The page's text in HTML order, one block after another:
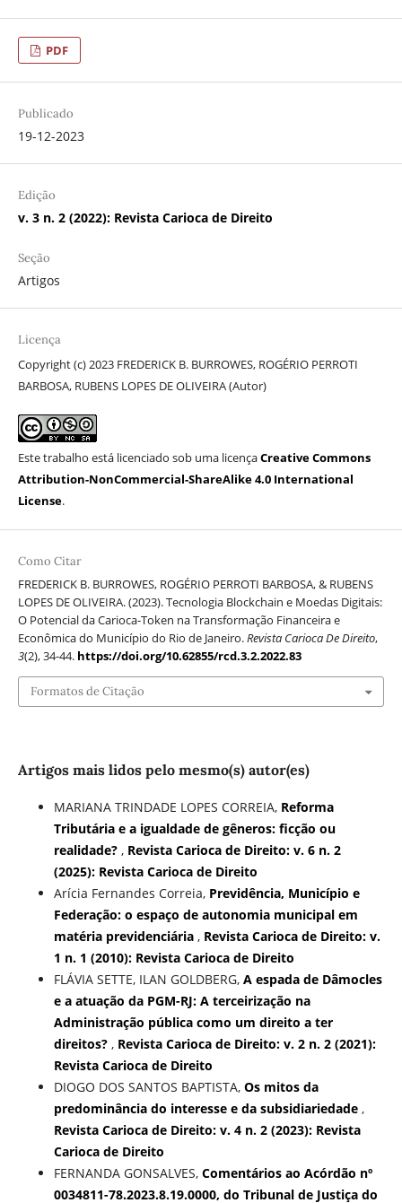
PDF
Publicado
19-12-2023
Edição
v. 3 n. 2 (2022): Revista Carioca de Direito
Seção
Artigos
Licença
Copyright (c) 2023 FREDERICK B. BURROWES, ROGÉRIO PERROTI
BARBOSA, RUBENS LOPES DE OLIVEIRA (Autor)
Este trabalho está licenciado sob uma licençaCreative Commons
Attribution-NonCommercial-ShareAlike 4.0 International
License.
Como Citar
FREDERICK B. BURROWES, ROGÉRIO PERROTI BARBOSA, & RUBENS
LOPES DE OLIVEIRA. (2023). Tecnologia Blockchain e Moedas Digitais:
O Potencial da Carioca-Token na Transformação Financeira e
Econômica do Município do Rio de Janeiro.Revista Carioca De Direito,
3(2), 34-44. https://doi.org/10.62855/rcd.3.2.2022.83
Formatos de Citação
Artigos mais lidos pelo mesmo(s) autor(es)
MARIANA TRINDADE LOPES CORREIA, Reforma
Tributária e a igualdade de gêneros: ficção ou
realidade? , Revista Carioca de Direito: v. 6 n. 2
(2025): Revista Carioca de Direito
Arícia Fernandes Correia, Previdência, Município e
Federação: o espaço de autonomia municipal em
matéria previdenciária , Revista Carioca de Direito: v.
1 n. 1 (2010): Revista Carioca de Direito
FLÁVIA SETTE, ILAN GOLDBERG, A espada de Dâmocles
e a atuação da PGM-RJ: A terceirização na
Administração pública como um direito a ter
direitos? , Revista Carioca de Direito: v. 2 n. 2 (2021):
Revista Carioca de Direito
DIOGO DOS SANTOS BAPTISTA, Os mitos da
predominância do interesse e da subsidiariedade ,
Revista Carioca de Direito: v. 4 n. 2 (2023): Revista
Carioca de Direito
FERNANDA GONSALVES, Comentários ao Acórdão nº
0034811-78.2023.8.19.0000, do Tribunal de Justiça do